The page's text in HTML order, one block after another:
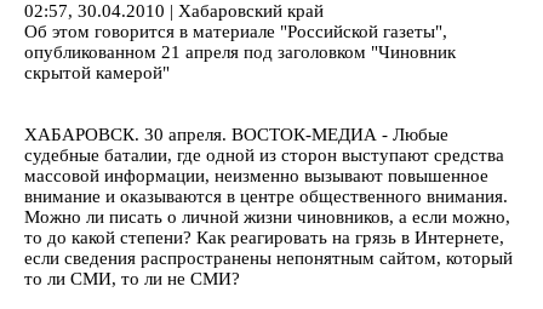
02:57, 30.04.2010 | Хабаровский край
Об этом говорится в материале "Российской газеты",
опубликованном 21 апреля под заголовком "Чиновник
скрытой камерой"
ХАБАРОВСК. 30 апреля. ВОСТОК-МЕДИА - Любые
судебные баталии, где одной из сторон выступают средства
массовой информации, неизменно вызывают повышенное
внимание и оказываются в центре общественного внимания.
Можно ли писать о личной жизни чиновников, а если можно,
то до какой степени? Как реагировать на грязь в Интернете,
если сведения распространены непонятным сайтом, который
то ли СМИ, то ли не СМИ?